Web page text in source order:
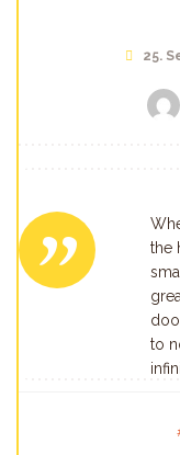
25.
the
to